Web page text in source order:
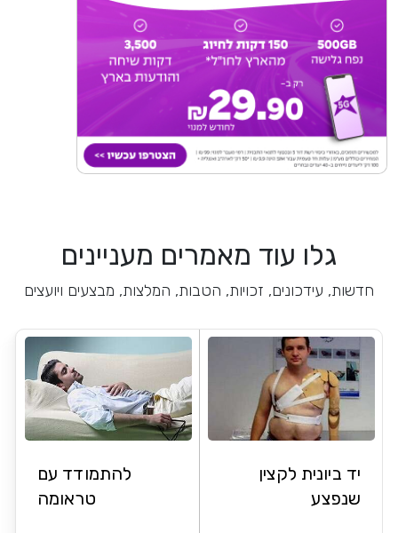
גלו עוד מאמרים מעניינים
חדשות, עידכונים, זכויות, הטבות, המלצות, מבצעים ויועצים
יד ביונית לקצין
שנפצע
להתמודד עם
טראומה